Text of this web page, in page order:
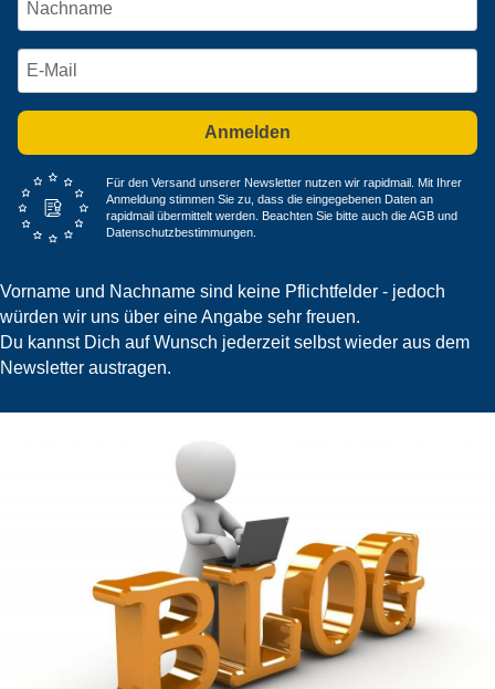
Anmelden
Für den Versand unserer Newsletter nutzen wir rapidmail. Mit Ihrer
Anmeldung stimmen Sie zu, dass die eingegebenen Daten an
rapidmail übermittelt werden. Beachten Sie bitte auch die AGB und
Datenschutzbestimmungen.
Vorname und Nachname sind keine Pflichtfelder - jedoch
würden wir uns über eine Angabe sehr freuen.
Du kannst Dich auf Wunsch jederzeit selbst wieder aus dem
Newsletter austragen.